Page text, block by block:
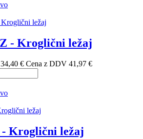
- Kroglični ležaj
34,40 € Cena z DDV 41,97 €
- Kroglični ležaj